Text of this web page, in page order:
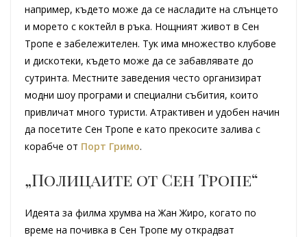
например, където може да се насладите на слънцето
и морето с коктейл в ръка. Нощният живот в Сен
Тропе е забележителен. Тук има множество клубове
и дискотеки, където може да се забавлявате до
сутринта. Местните заведения често организират
модни шоу програми и специални събития, които
привличат много туристи. Атрактивен и удобен начин
да посетите Сен Тропе е като прекосите залива с
корабче от Порт Гримо.
„Полицаите от Сен Тропе“
Идеята за филма хрумва на Жан Жиро, когато по
време на почивка в Сен Тропе му открадват